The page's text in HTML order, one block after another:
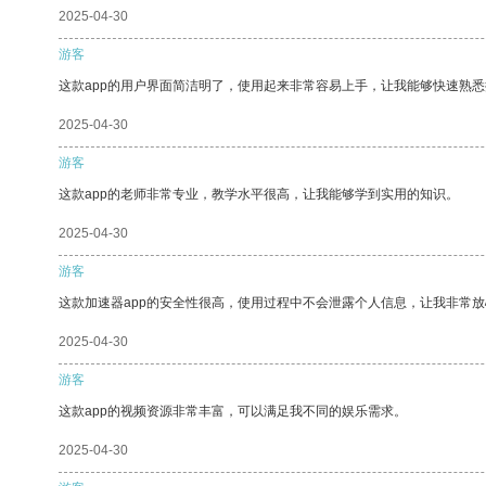
2025-04-30
游客
这款app的用户界面简洁明了，使用起来非常容易上手，让我能够快速熟悉
2025-04-30
游客
这款app的老师非常专业，教学水平很高，让我能够学到实用的知识。
2025-04-30
游客
这款加速器app的安全性很高，使用过程中不会泄露个人信息，让我非常放
2025-04-30
游客
这款app的视频资源非常丰富，可以满足我不同的娱乐需求。
2025-04-30